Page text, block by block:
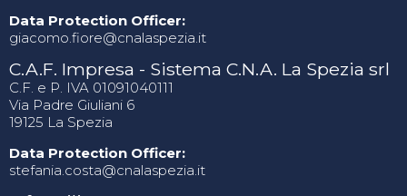
Data Protection Officer:
giacomo.fiore@cnalaspezia.it
C.A.F. Impresa - Sistema C.N.A. La Spezia srl
C.F. e P. IVA 01091040111
Via Padre Giuliani 6
19125 La Spezia
Data Protection Officer:
stefania.costa@cnalaspezia.it